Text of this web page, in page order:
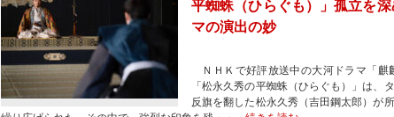
平蜘蛛（ひらぐも）」孤立を
マの演出の妙
ＮＨＫで好評放送中の大河ドラマ「麒
「松永久秀の平蜘蛛（ひらぐも）」は、
反旗を翻した松永久秀（吉田鋼太郎）が